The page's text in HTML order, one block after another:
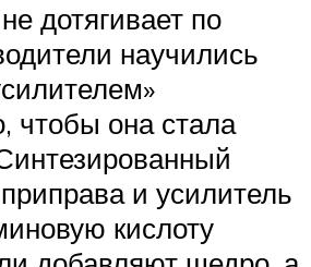
дотягивает по
научились
чтобы она стала
и усилитель
кислоту